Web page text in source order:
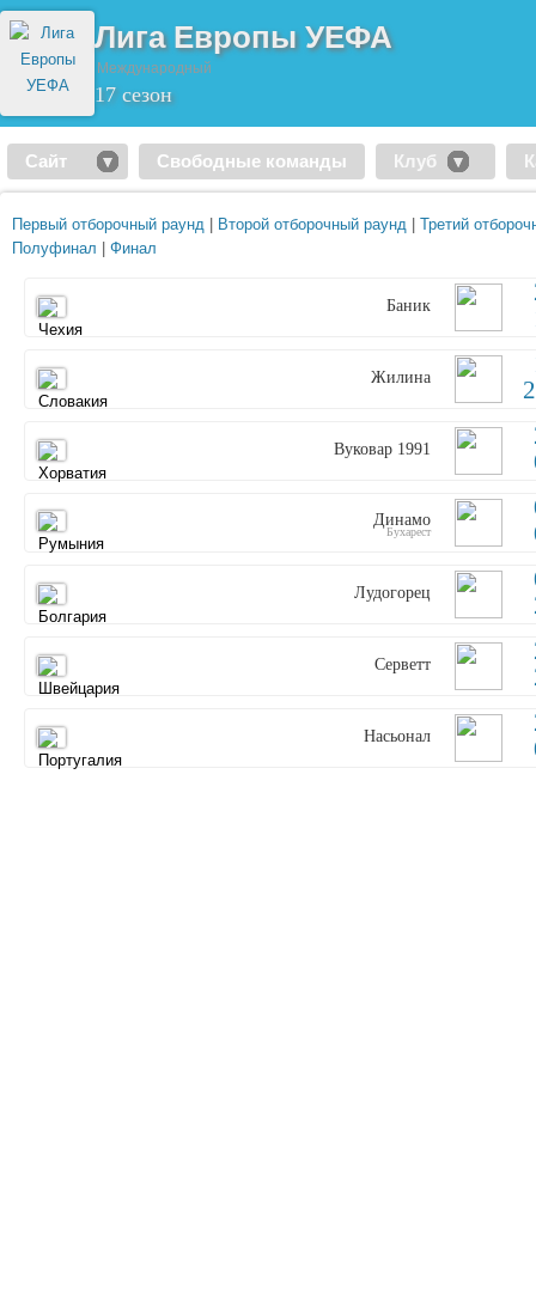
Лига Европы УЕФА
Международный
17 сезон
Сайт Свободные команды Клуб
Первый отборочный раунд | Второй отборочный раунд | Третий
Полуфинал | Финал
Баник
Жилина
Вуковар 1991
Динамо
Бухарест
Лудогорец
Серветт
Насьонал